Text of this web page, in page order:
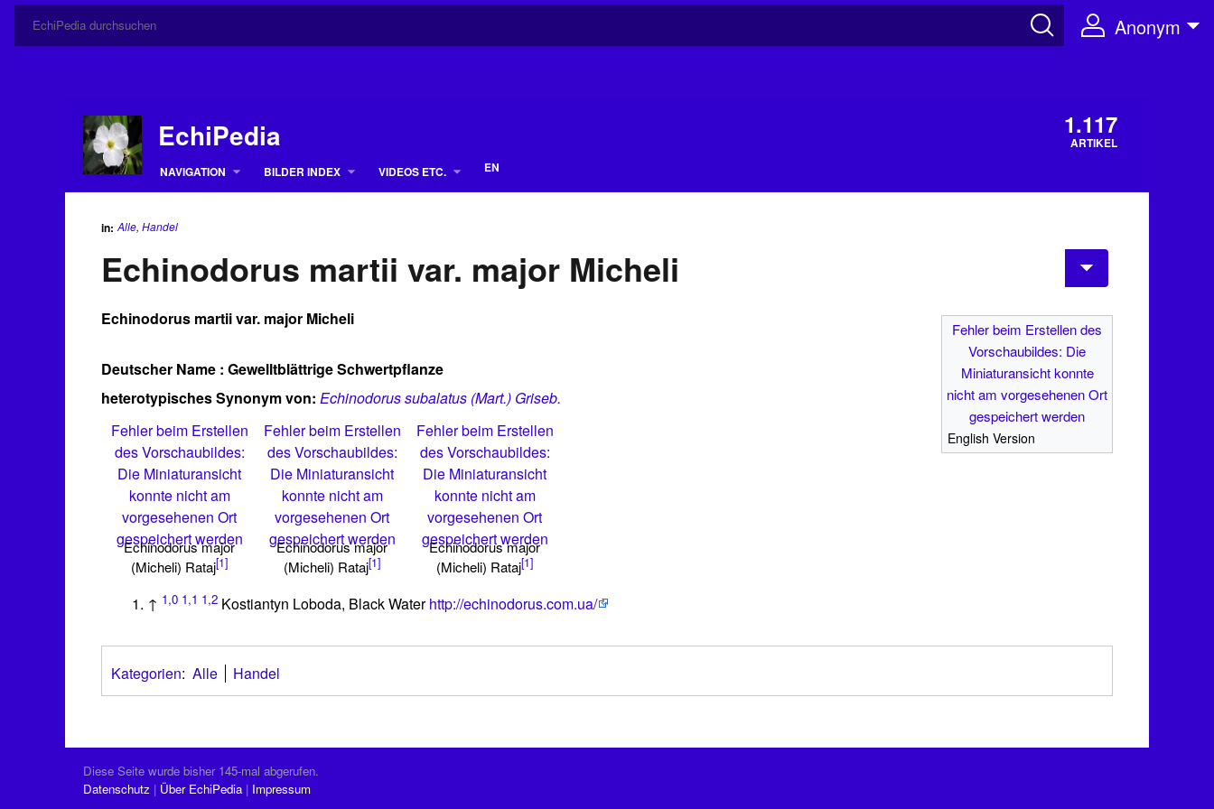
Anonym
EchiPedia 1.117
ARTIKEL
NAVIGATION
BILDER INDEX VIDEOS ETC. EN
in: Alle, Handel
Echinodorus martii var. major Micheli
Fehler beim Erstellen des
Vorschaubildes: Die
Miniaturansicht konnte
nicht am vorgesehenen Ort
gespeichert werden
English Version
Echinodorus martii var. major Micheli
Deutscher Name : Gewelltblättrige Schwertpflanze
heterotypisches Synonym von: Echinodorus subalatus (Mart.) Griseb.
Fehler beim Erstellen
des Vorschaubildes:
Die Miniaturansicht
konnte nicht am
vorgesehenen Ort
gespeichert werden
Echinodorus major
(Micheli) Rataj[1]
Fehler beim Erstellen
des Vorschaubildes:
Die Miniaturansicht
konnte nicht am
vorgesehenen Ort
gespeichert werden
Echinodorus major
(Micheli) Rataj[1]
Fehler beim Erstellen
des Vorschaubildes:
Die Miniaturansicht
konnte nicht am
vorgesehenen Ort
gespeichert werden
Echinodorus major
(Micheli) Rataj[1]
↑ 1,0 1,1 1,2 Kostiantyn Loboda, Black Waterhttp://echinodorus.com.ua/
Kategorien: Alle Handel
Diese Seite wurde bisher 145-mal abgerufen.
Datenschutz
Über EchiPedia Impressum